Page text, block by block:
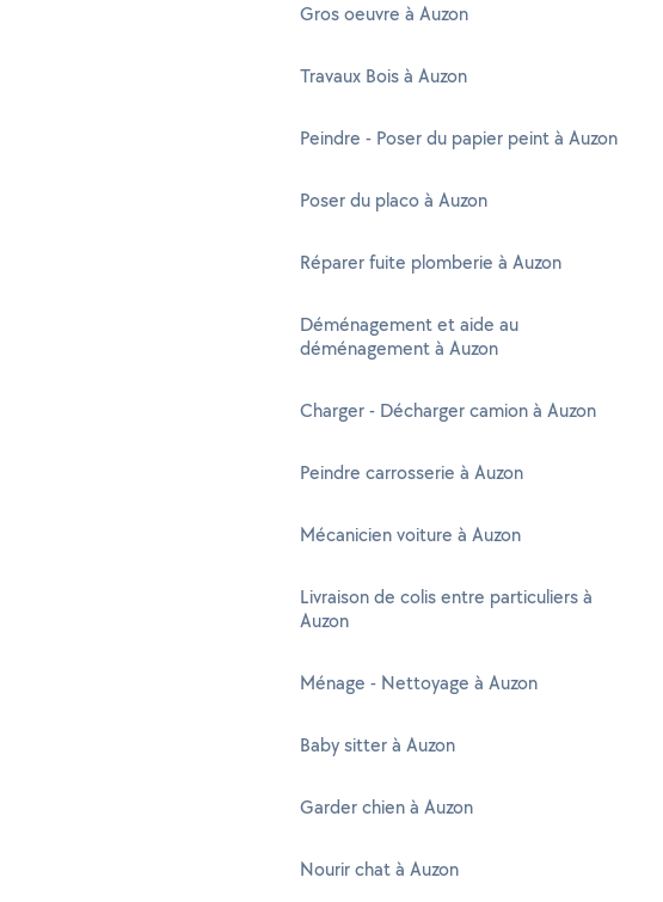
Gros oeuvre à Auzon
Travaux Bois à Auzon
Peindre - Poser du papier peint à Auzon
Poser du placo à Auzon
Réparer fuite plomberie à Auzon
Déménagement et aide au
déménagement à Auzon
Charger - Décharger camion à Auzon
Peindre carrosserie à Auzon
Mécanicien voiture à Auzon
Livraison de colis entre particuliers à
Auzon
Ménage - Nettoyage à Auzon
Baby sitter à Auzon
Garder chien à Auzon
Nourir chat à Auzon